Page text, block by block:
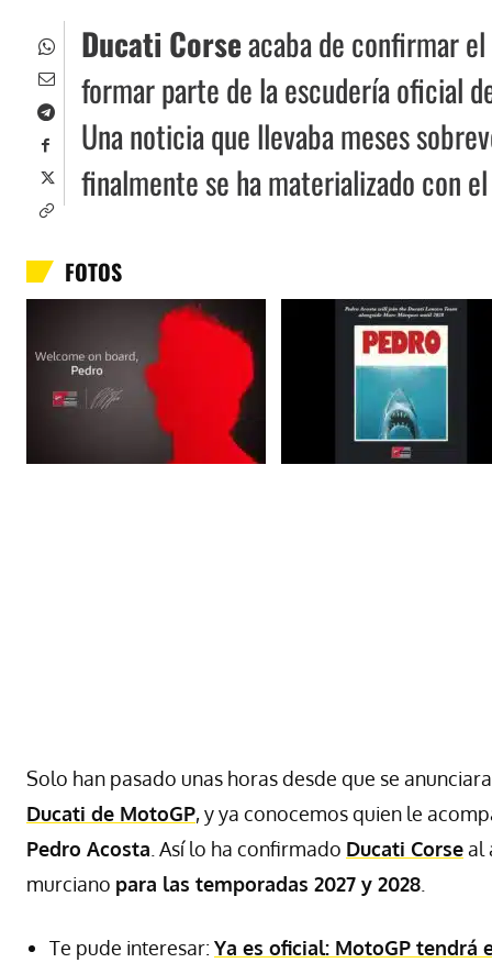
Ducati Corseacaba de confirmar
formar parte de la escudería oficial
Una noticia que llevaba meses
finalmente se ha materializado con
FOTOS
Solo han pasado unas horas desde que se anunciara
Ducati de MotoGP, y ya conocemos quien le
Pedro Acosta . Así lo ha confirmado Ducati Corseal
murciano para las temporadas 2027 y 2028
Te pude interesar: Ya es oficial: MotoGP tendrá